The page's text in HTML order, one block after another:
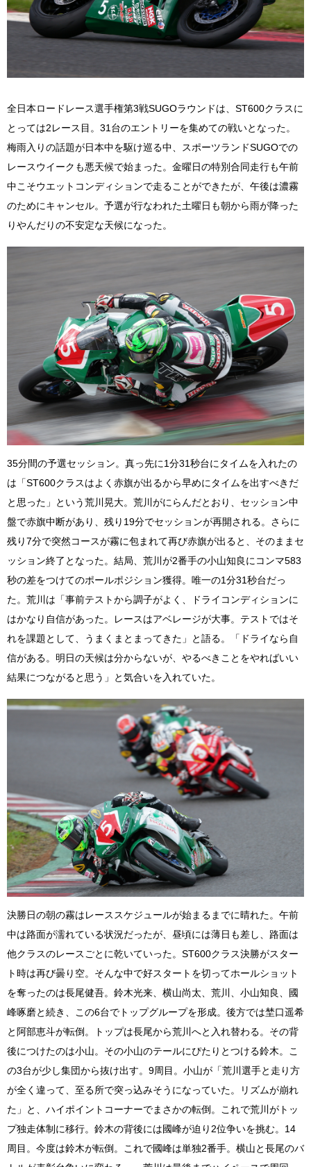
全日本ロードレース選手権第3戦SUGOラウンドは、ST600クラスに
とっては2レース目。31台のエントリーを集めての戦いとなった。
梅雨入りの話題が日本中を駆け巡る中、スポーツランドSUGOでの
レースウイークも悪天候で始まった。金曜日の特別合同走行も午前
中こそウエットコンディションで走ることができたが、午後は濃霧
のためにキャンセル。予選が行なわれた土曜日も朝から雨が降った
りやんだりの不安定な天候になった。
35分間の予選セッション。真っ先に1分31秒台にタイムを入れたの
は「ST600クラスはよく赤旗が出るから早めにタイムを出すべきだ
と思った」という荒川晃大。荒川がにらんだとおり、セッション中
盤で赤旗中断があり、残り19分でセッションが再開される。さらに
残り7分で突然コースが霧に包まれて再び赤旗が出ると、そのままセ
ッション終了となった。結局、荒川が2番手の小山知良にコンマ583
秒の差をつけてのポールポジション獲得。唯一の1分31秒台だっ
た。荒川は「事前テストから調子がよく、ドライコンディションに
はかなり自信があった。レースはアベレージが大事。テストではそ
れを課題として、うまくまとまってきた」と語る。「ドライなら自
信がある。明日の天候は分からないが、やるべきことをやればいい
結果につながると思う」と気合いを入れていた。
決勝日の朝の霧はレーススケジュールが始まるまでに晴れた。午前
中は路面が濡れている状況だったが、昼頃には薄日も差し、路面は
他クラスのレースごとに乾いていった。ST600クラス決勝がスター
ト時は再び曇り空。そんな中で好スタートを切ってホールショット
を奪ったのは長尾健吾。鈴木光来、横山尚太、荒川、小山知良、國
峰啄磨と続き、この6台でトップグループを形成。後方では埜口遥希
と阿部恵斗が転倒。トップは長尾から荒川へと入れ替わる。その背
後につけたのは小山。その小山のテールにぴたりとつける鈴木。こ
の3台が少し集団から抜け出す。9周目。小山が「荒川選手と走り方
が全く違って、至る所で突っ込みそうになっていた。リズムが崩れ
た」と、ハイポイントコーナーでまさかの転倒。これで荒川がトッ
プ独走体制に移行。鈴木の背後には國峰が迫り2位争いを挑む。14
周目。今度は鈴木が転倒。これで國峰は単独2番手。横山と長尾のバ